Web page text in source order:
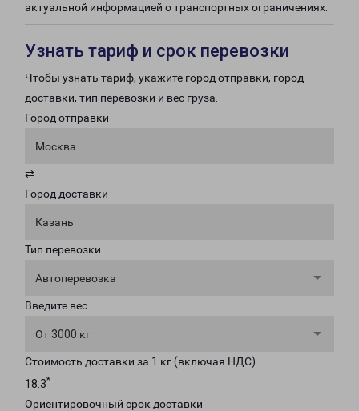
актуальной информацией о транспортных ограничениях.
Узнать тариф и срок перевозки
Чтобы узнать тариф, укажите город отправки, город
доставки, тип перевозки и вес груза.
Город отправки
Москва
⇄
Город доставки
Казань
Тип перевозки
Автоперевозка
Введите вес
От 3000 кг
Стоимость доставки за 1 кг (включая НДС)
18.3*
Ориентировочный срок доставки